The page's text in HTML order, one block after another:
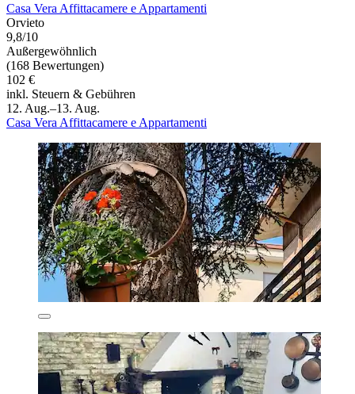
Casa Vera Affittacamere e Appartamenti
Orvieto
9,8/10
Außergewöhnlich
(168 Bewertungen)
102 €
inkl. Steuern & Gebühren
12. Aug.–13. Aug.
Casa Vera Affittacamere e Appartamenti